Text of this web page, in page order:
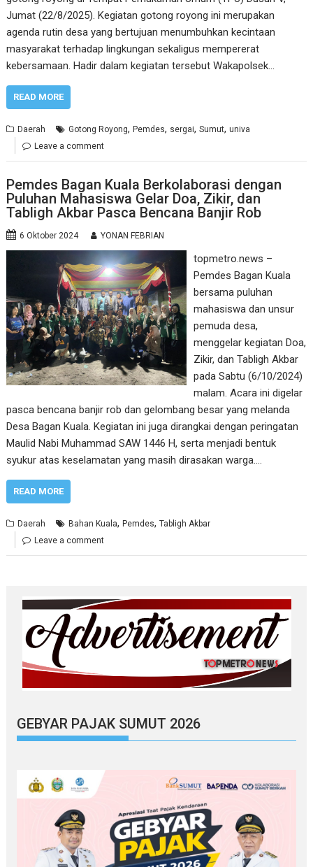
Jumat (22/8/2025). Kegiatan gotong royong ini merupakan
agenda rutin desa yang bertujuan menumbuhkan kecintaan
masyarakat terhadap lingkungan sekaligus mempererat
kebersamaan. Hadir dalam kegiatan tersebut Wakapolsek…
READ MORE
Daerah Gotong Royong,Pemdes, sergai,Sumut,univa
Leave a comment
Pemdes Bagan Kuala Berkolaborasi dengan
Puluhan Mahasiswa Gelar Doa, Zikir, dan
Tabligh Akbar Pasca Bencana Banjir Rob
6 Oktober 2024 YONAN FEBRIAN
topmetro.news –
Pemdes Bagan Kuala
bersama puluhan
mahasiswa dan unsur
pemuda desa,
menggelar kegiatan Doa,
Zikir, dan Tabligh Akbar
pada Sabtu (6/10/2024)
malam. Acara ini digelar
pasca bencana banjir rob dan gelombang besar yang melanda
Desa Bagan Kuala. Kegiatan ini juga dirangkai dengan peringatan
Maulid Nabi Muhammad SAW 1446 H, serta menjadi bentuk
syukur atas keselamatan yang masih dirasakan warga.…
READ MORE
Daerah Bahan Kuala,Pemdes,Tabligh Akbar
Leave a comment
GEBYAR PAJAK SUMUT 2026